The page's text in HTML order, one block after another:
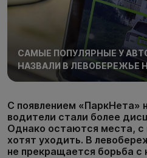
САМЫЕ ПОПУЛЯРНЫЕ У
НАЗВАЛИ В ЛЕВОБЕРЕЖЬЕ
С появлением «ПаркНета»
водители стали более
Однако остаются места,
хотят уходить. В
не прекращается борьба с